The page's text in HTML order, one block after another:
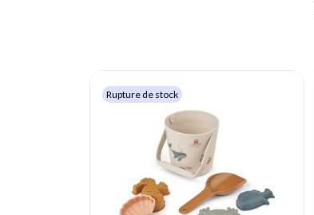
Rupture de stock